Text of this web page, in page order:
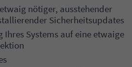
nötiger, ausstehender
Sicherheitsupdates
Systems auf eine etwaige